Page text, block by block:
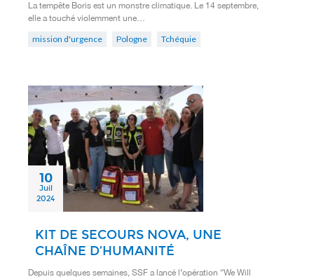
La tempête Boris est un monstre climatique. Le 14 septembre,
elle a touché violemment une…
mission d'urgence Pologne Tchéquie
10
Juil
2024
KIT DE SECOURS NOVA, UNE
CHAÎNE D’HUMANITÉ
Depuis quelques semaines, SSF a lancé l’opération “We Will